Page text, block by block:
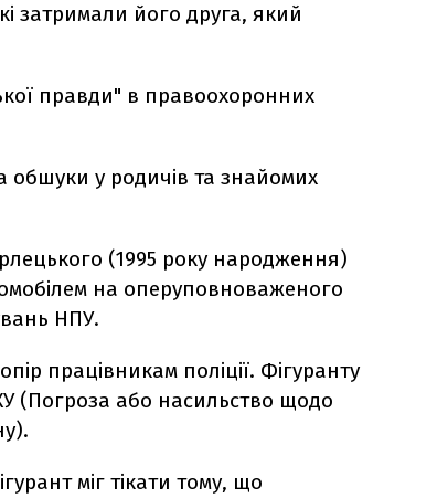
затримали його друга, який
правди" в правоохоронних
обшуки у родичів та знайомих
(1995 року народження)
на оперуповноваженого
НПУ.
працівникам поліції. Фігуранту
(Погроза або насильство щодо
міг тікати тому, що